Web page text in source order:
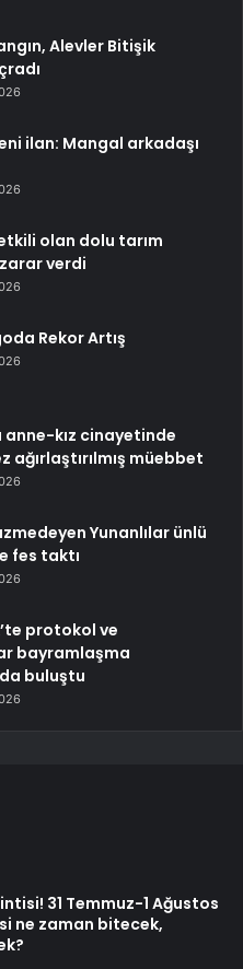
Alevler Bitişik
ilan: Mangal arkadaşı
olan dolu tarım
verdi
Rekor Artış
anne-kız cinayetinde
ağırlaştırılmış müebbet
Yunanlılar ünlü
fes taktı
protokol ve
bayramlaşma
buluştu
31 Temmuz-1 Ağustos
ne zaman bitecek,